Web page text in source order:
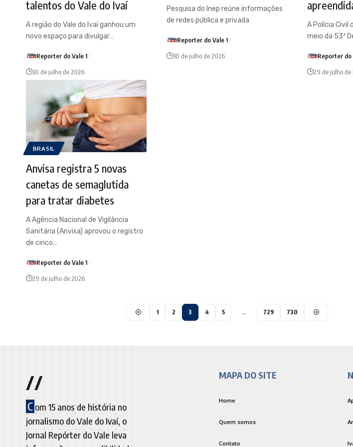
talentos do Vale do Ivaí
A região do Vale do Ivaí ganhou um
novo espaço para divulgar…
Reporter do Vale 1
30 de julho de 2026
Pesquisa do Inep reúne informações
de redes pública e privada
Reporter do Vale 1
30 de julho de 2026
A Polícia Civil
meio da 53ª
Reporter do
29 de julho de
BRASIL
Anvisa registra 5 novas
canetas de semaglutida
para tratar diabetes
A Agência Nacional de Vigilância
Sanitária (Anvisa) aprovou o registro
de cinco…
Reporter do Vale 1
29 de julho de 2026
1 2 3 4 5 … 729 730
//
C om 15 anos de história no
jornalismo do Vale do Ivaí, o
Jornal Repórter do Vale leva
MAPA DO SITE
Home
Quem somos
Contato